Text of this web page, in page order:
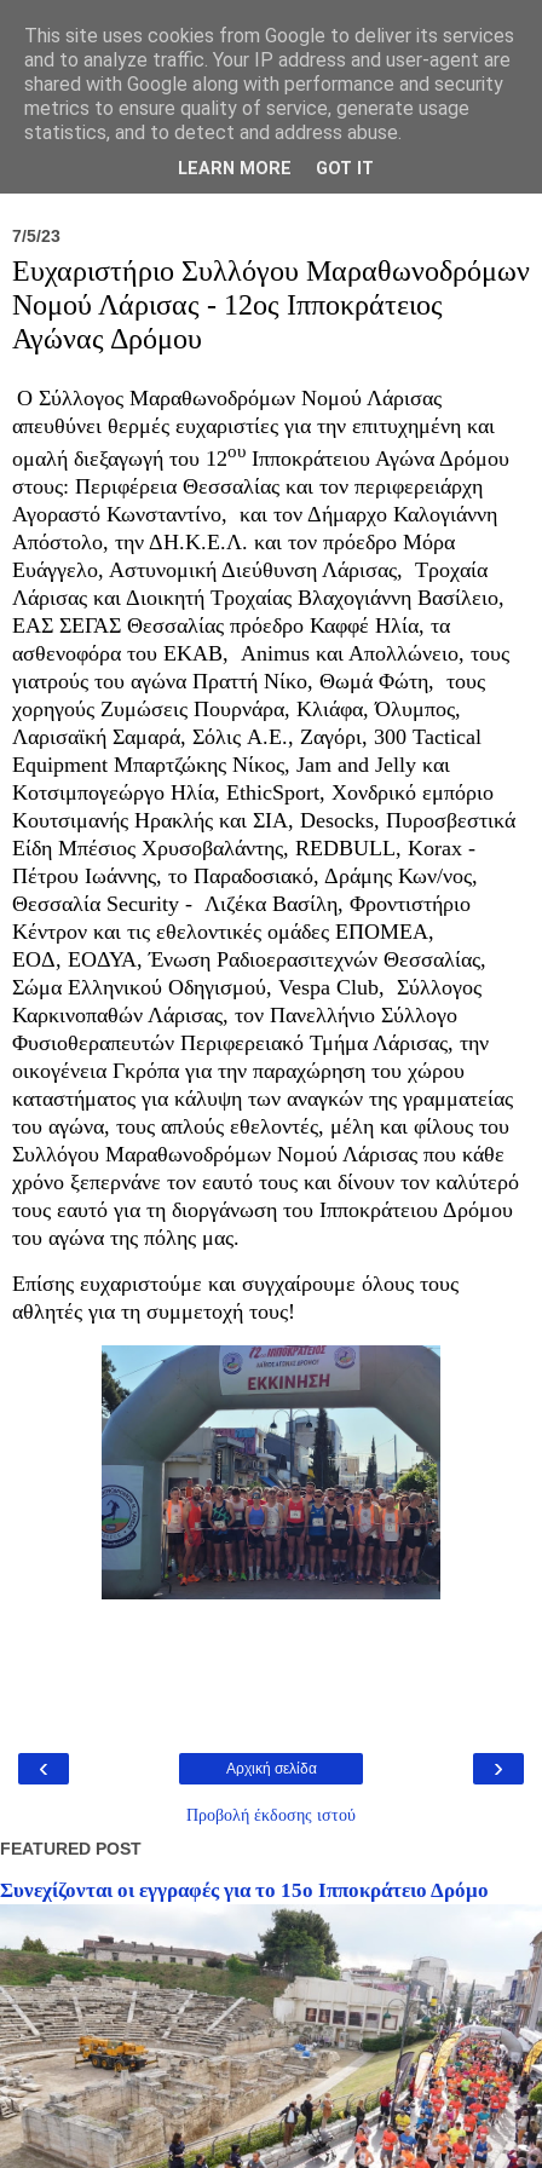
Σύλλογος Ιπποκράτειος
7/5/23
Ευχαριστήριο Συλλόγου Μαραθωνοδρόμων
Νομού Λάρισας - 12ος Ιπποκράτειος
Αγώνας Δρόμου
Ο Σύλλογος Μαραθωνοδρόμων Νομού Λάρισας
απευθύνει θερμές ευχαριστίες για την επιτυχημένη και
ομαλή διεξαγωγή του 12ου Ιπποκράτειου Αγώνα Δρόμου
στους: Περιφέρεια Θεσσαλίας και τον περιφερειάρχη
Αγοραστό Κωνσταντίνο, και τον Δήμαρχο Καλογιάννη
Απόστολο, την ΔΗ.Κ.Ε.Λ. και τον πρόεδρο Μόρα
Ευάγγελο, Αστυνομική Διεύθυνση Λάρισας, Τροχαία
Λάρισας και Διοικητή Τροχαίας Βλαχογιάννη Βασίλειο,
ΕΑΣ ΣΕΓΑΣ Θεσσαλίας πρόεδρο Καφφέ Ηλία, τα
ασθενοφόρα του ΕΚΑΒ, Animus και Απολλώνειο, τους
γιατρούς του αγώνα Πραττή Νίκο, Θωμά Φώτη, τους
χορηγούς Ζυμώσεις Πουρνάρα, Κλιάφα, Όλυμπος,
Λαρισαϊκή Σαμαρά, Σόλις Α.Ε., Ζαγόρι, 300 Tactical
Equipment Μπαρτζώκης Νίκος, Jam and Jelly και
Κοτσιμπογεώργο Ηλία, EthicSport, Χονδρικό εμπόριο
Κουτσιμανής Ηρακλής και ΣΙΑ, Desocks, Πυροσβεστικά
Είδη Μπέσιος Χρυσοβαλάντης, REDBULL, Korax -
Πέτρου Ιωάννης, το Παραδοσιακό, Δράμης Κων/νος,
Θεσσαλία Security - Λιζέκα Βασίλη, Φροντιστήριο
Κέντρον και τις εθελοντικές ομάδες ΕΠΟΜΕΑ,
ΕΟΔ, ΕΟΔΥΑ, Ένωση Ραδιοερασιτεχνών Θεσσαλίας,
Σώμα Ελληνικού Οδηγισμού, Vespa Club, Σύλλογος
Καρκινοπαθών Λάρισας, τον Πανελλήνιο Σύλλογο
Φυσιοθεραπευτών Περιφερειακό Τμήμα Λάρισας, την
οικογένεια Γκρόπα για την παραχώρηση του χώρου
καταστήματος για κάλυψη των αναγκών της γραμματείας
του αγώνα, τους απλούς εθελοντές, μέλη και φίλους του
Συλλόγου Μαραθωνοδρόμων Νομού Λάρισας που κάθε
χρόνο ξεπερνάνε τον εαυτό τους και δίνουν τον καλύτερό
τους εαυτό για τη διοργάνωση του Ιπποκράτειου Δρόμου
του αγώνα της πόλης μας.
Επίσης ευχαριστούμε και συγχαίρουμε όλους τους
αθλητές για τη συμμετοχή τους!
‹ ›
Αρχική σελίδα
Προβολή έκδοσης ιστού
FEATURED POST
Συνεχίζονται οι εγγραφές για το 15ο Ιπποκράτειο Δρόμο
This site uses cookies from Google to deliver its services
and to analyze traffic. Your IP address and user-agent are
shared with Google along with performance and security
metrics to ensure quality of service, generate usage
statistics, and to detect and address abuse.
LEARN MORE GOT IT